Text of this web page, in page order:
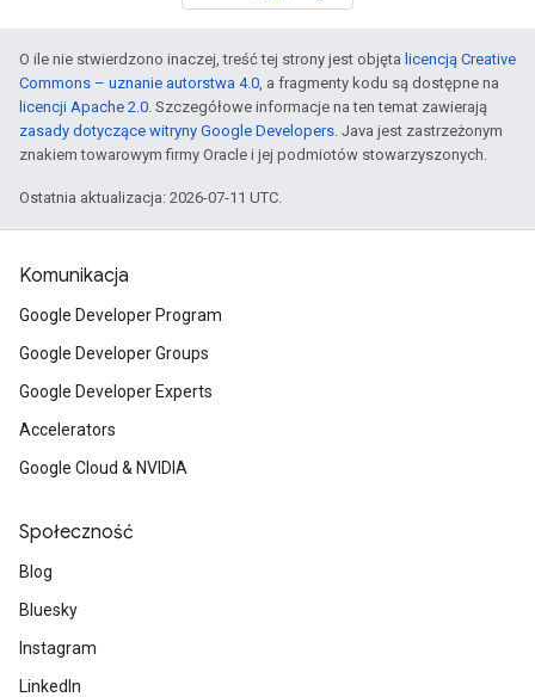
O ile nie stwierdzono inaczej, treść tej strony jest objęta licencją Creative
Commons – uznanie autorstwa 4.0, a fragmenty kodu są dostępne na
licencji Apache 2.0. Szczegółowe informacje na ten temat zawierają
zasady dotyczące witryny Google Developers. Java jest zastrzeżonym
znakiem towarowym firmy Oracle i jej podmiotów stowarzyszonych.
Ostatnia aktualizacja: 2026-07-11 UTC.
Komunikacja
Google Developer Program
Google Developer Groups
Google Developer Experts
Accelerators
Google Cloud & NVIDIA
Społeczność
Blog
Bluesky
Instagram
LinkedIn